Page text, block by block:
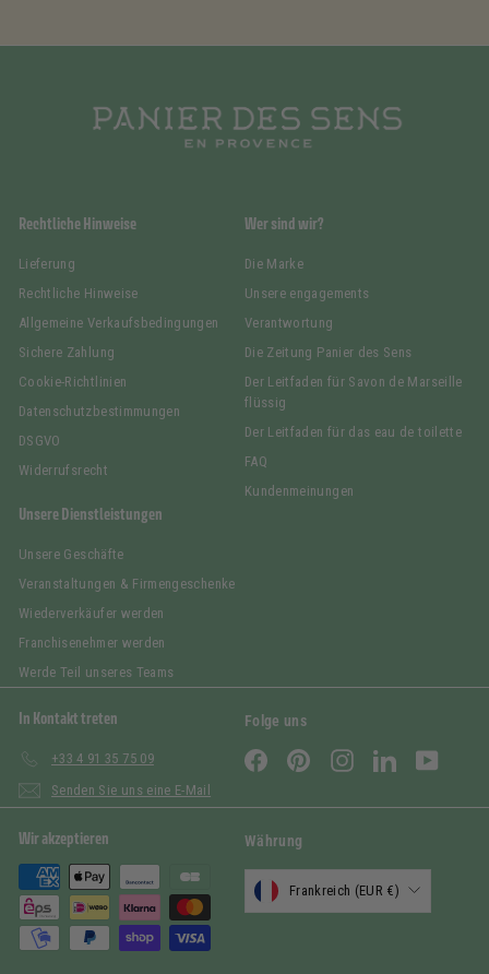
Rechtliche Hinweise
Lieferung
Rechtliche Hinweise
Allgemeine Verkaufsbedingungen
Sichere Zahlung
Cookie-Richtlinien
Datenschutzbestimmungen
DSGVO
Widerrufsrecht
Wer sind wir?
Die Marke
Unsere engagements
Verantwortung
Die Zeitung Panier des Sens
Der Leitfaden für Savon de Marseille
flüssig
Der Leitfaden für das eau de toilette
FAQ
Kundenmeinungen
Unsere Dienstleistungen
Unsere Geschäfte
Veranstaltungen & Firmengeschenke
Wiederverkäufer werden
Franchisenehmer werden
Werde Teil unseres Teams
In Kontakt treten
+33 4 91 35 75 09
Senden Sie uns eine E-Mail
Folge uns
FacebookPinterestInstagramLinkedIn
Wir akzeptieren Währung
Frankreich (EUR €)